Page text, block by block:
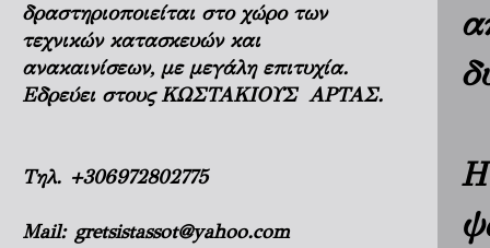
Η
δραστηριοποιείται στο χώρο των
τεχνικών κατασκευών και
ανακαινίσεων, με μεγάλη επιτυχία.
Εδρεύει στους ΚΩΣΤΑΚΙΟΥΣ ΑΡΤΑΣ.
Τηλ. +306972802775
Mail: gretsistassot@yahoo.com